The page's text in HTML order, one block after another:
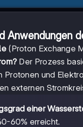
Anwendungen
(Proton Exchange
Der Prozess
Protonen und
externen
einer
60% erreicht.